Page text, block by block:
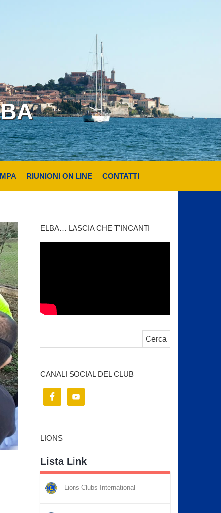
RIUNIONI ON LINE CONTATTI
ELBA… LASCIA CHE T’INCANTI
CANALI SOCIAL DEL CLUB
LIONS
Lista Link
Lions Clubs International